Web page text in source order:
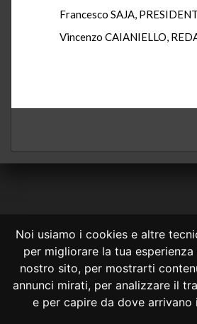
Noi usiamo i cookies e altre
per migliorare la tua
nostro sito, per mostrarti
annunci mirati, per analizzare il
e per capire da dove
Francesco SAJA,
Vincenzo CAIANIELLO,
CONSULTA ONLINE DAL
Consulta OnLine non ha prodotto e non è
le informazioni legali di siti